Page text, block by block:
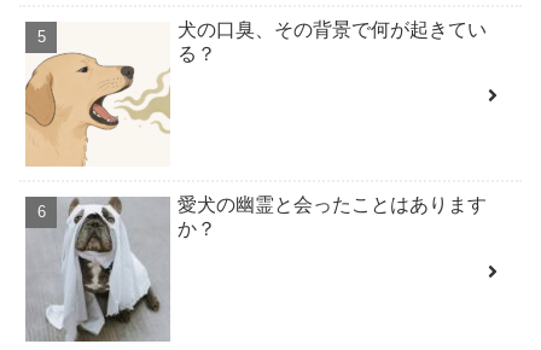
犬の口臭、その背景で何が起きてい
る？
愛犬の幽霊と会ったことはあります
か？